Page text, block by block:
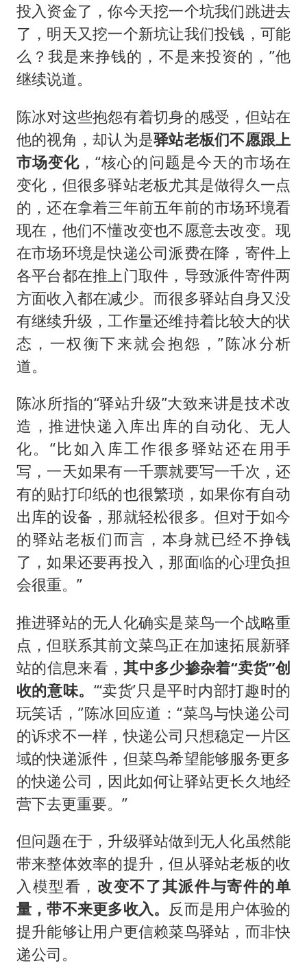
投入资金了，你今天挖一个坑我们跳进去
了，明天又挖一个新坑让我们投钱，可能
么？我是来挣钱的，不是来投资的，”他
继续说道。
陈冰对这些抱怨有着切身的感受，但站在
他的视角，却认为是驿站老板们不愿跟上
市场变化 ，“核心的问题是今天的市场在
变化，但很多驿站老板尤其是做得久一点
的，还在拿着三年前五年前的市场环境看
现在，他们不懂改变也不愿意去改变。现
在市场环境是快递公司派费在降，寄件上
各平台都在推上门取件，导致派件寄件两
方面收入都在减少。而很多驿站自身又没
有继续升级，工作量还维持着比较大的状
态，一权衡下来就会抱怨，”陈冰分析
道。
陈冰所指的“驿站升级”大致来讲是技术改
造，推进快递入库出库的自动化、无人
化。“比如入库工作很多驿站还在用手
写，一天如果有一千票就要写一千次，还
有的贴打印纸的也很繁琐，如果你有自动
出库的设备，那就轻松很多。但对于如今
的驿站老板们而言，本身就已经不挣钱
了，如果还要再投入，那面临的心理负担
会很重。”
推进驿站的无人化确实是菜鸟一个战略重
点，但联系其前文菜鸟正在加速拓展新驿
站的信息来看，其中多少掺杂着“卖货”创
收的意味。 “‘卖货’只是平时内部打趣时的
玩笑话，”陈冰回应道：“菜鸟与快递公司
的诉求不一样，快递公司只想稳定一片区
域的快递派件，但菜鸟希望能够服务更多
的快递公司，因此如何让驿站更长久地经
营下去更重要。”
但问题在于，升级驿站做到无人化虽然能
带来整体效率的提升，但从驿站老板的收
入模型看， 改变不了其派件与寄件的单
量，带不来更多收入。 反而是用户体验的
提升能够让用户更信赖菜鸟驿站，而非快
递公司。